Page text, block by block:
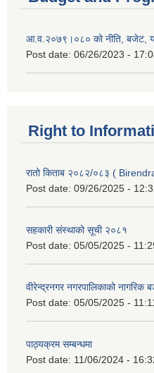
आ.व.२०७९।०८० को नीति, बजेट,
Post date: 06/26/2023 -
Right to
रातो किताब २०८२/०८३ (
Post date: 09/26/2025 -
सहकारी संस्थाको सूची २०८१
Post date: 05/05/2025 -
वीरेन्द्रनगर नगरपालिकाको नागरिक
Post date: 05/05/2025 -
पाठ्यक्रम सम्बन्धमा
Post date: 11/06/2024 -